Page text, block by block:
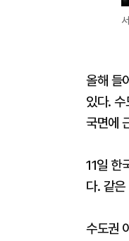
올해 들
있다.
국면에
11일 한
다. 같
수도권